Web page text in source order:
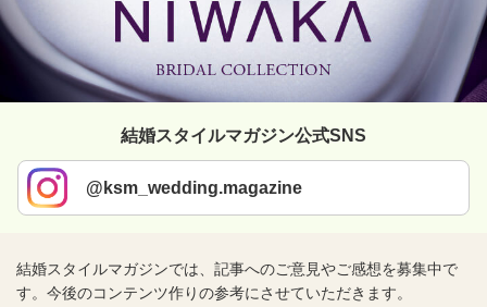
結婚スタイルマガジン公式SNS
@ksm_wedding.magazine
結婚スタイルマガジンでは、記事へのご意見やご感想を募集中で
す。今後のコンテンツ作りの参考にさせていただきます。